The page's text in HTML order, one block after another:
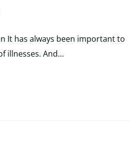
It has always been important to
illnesses. And…